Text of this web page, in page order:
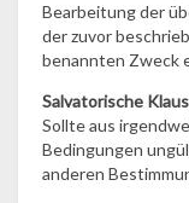
Bearbeitung der
der zuvor
benannten Zweck
Salvatorische
Sollte aus
Bedingungen
anderen